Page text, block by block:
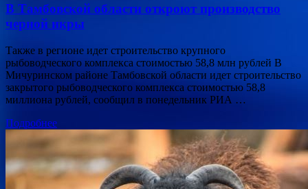
В Тамбовской области откроют производство
черной икры
Также в регионе идет строительство крупного
рыбоводческого комплекса стоимостью 58,8 млн рублей В
Мичуринском районе Тамбовской области идет строительство
закрытого рыбоводческого комплекса стоимостью 58,8
миллиона рублей, сообщил в понедельник РИА …
Подробнее